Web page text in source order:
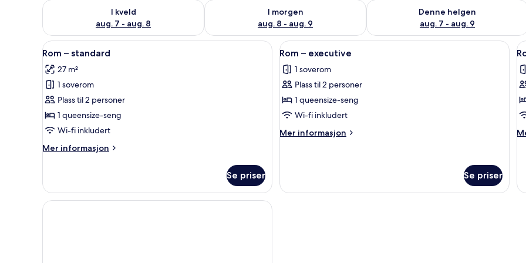
I kveld
aug. 7 - aug. 8
Sjekk tilgjengelighet for i kveld, aug. 7 - aug. 8
I morgen
aug. 8 - aug. 9
Sjekk tilgjengelighet for i morgen, aug. 8 - aug. 9
Denne helgen
aug. 7 - aug. 9
Sjekk tilgjengelighet for denne
Åpne
alle
bildene
av
Rom
–
standard
Rom – standard | Safe på rommet, skrivebord, blendingsgardiner og strykejern/-brett
2
Rom – standard
27 m²
1 soverom
Plass til 2 personer
1 queensize-seng
Wi-fi inkludert
Mer informasjon
Mer
–
standard
Se priser
Åpne
alle
bildene
av
Rom
–
executive
Rom – executive | Safe på rommet,
1
Rom – executive
1 soverom
Plass til 2 personer
1 queensize-seng
Wi-fi inkludert
Mer informasjon
Mer
executive
Se priser
–